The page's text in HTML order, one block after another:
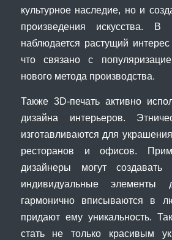
культурное наследие, но и
произведения искусства. В
наблюдается растущий
что связано с
нового метода производства.
Также 3D-печать активно
дизайна интерьеров.
изготавливаются для
ресторанов и офисов.
дизайнеры могут создавать
индивидуальные элементы
гармонично вписываются в
придают ему уникальность.
стать не только красивым